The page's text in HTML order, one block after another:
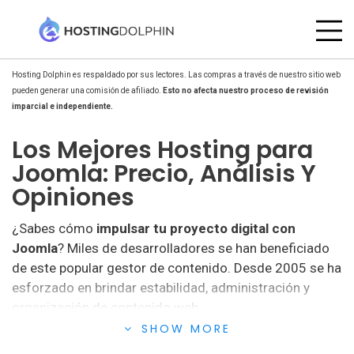
Hosting Dolphin es respaldado por sus lectores. Las compras a través de nuestro sitio web
pueden generar una comisión de afiliado.
Esto no afecta nuestro proceso de revisión
imparcial e independiente.
Los Mejores Hosting para
Joomla: Precio, Análisis Y
Opiniones
¿Sabes cómo impulsar tu proyecto digital con
Joomla? Miles de desarrolladores se han beneficiado
de este popular gestor de contenido. Desde 2005 se ha
esforzado en brindar estabilidad, administración y
organización de contenido web.
SHOW MORE